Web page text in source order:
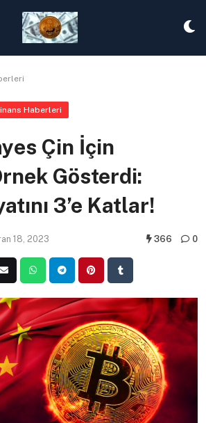
Haberleri
Çin İçin
Gösterdi:
3’e Katlar!
18, 2023 366 0